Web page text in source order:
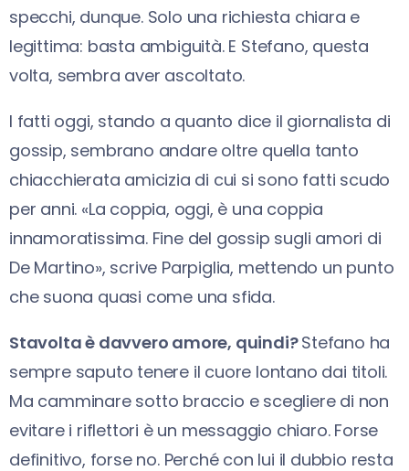
specchi, dunque. Solo una richiesta chiara e
legittima: basta ambiguità. E Stefano, questa
volta, sembra aver ascoltato.
I fatti oggi, stando a quanto dice il giornalista di
gossip, sembrano andare oltre quella tanto
chiacchierata amicizia di cui si sono fatti scudo
per anni. «La coppia, oggi, è una coppia
innamoratissima. Fine del gossip sugli amori di
De Martino», scrive Parpiglia, mettendo un punto
che suona quasi come una sfida.
Stavolta è davvero amore, quindi?Stefano ha
sempre saputo tenere il cuore lontano dai titoli.
Ma camminare sotto braccio e scegliere di non
evitare i riflettori è un messaggio chiaro. Forse
definitivo, forse no. Perché con lui il dubbio resta